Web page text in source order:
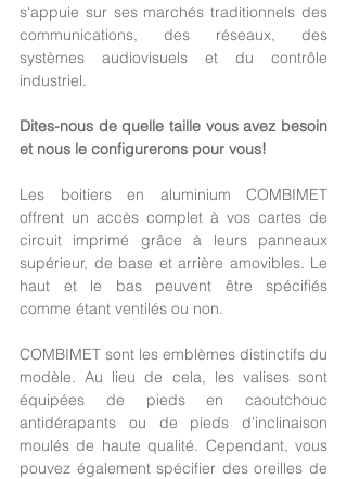
s'appuie sur ses marchés traditionnels des
communications, des réseaux, des
systèmes audiovisuels et du contrôle
industriel.
Dites-nous de quelle taille vous avez besoin
et nous le configurerons pour vous!
Les boitiers en aluminium COMBIMET
offrent un accès complet à vos cartes de
circuit imprimé grâce à leurs panneaux
supérieur, de base et arrière amovibles. Le
haut et le bas peuvent être spécifiés
comme étant ventilés ou non.
COMBIMET sont les emblèmes distinctifs du
modèle. Au lieu de cela, les valises sont
équipées de pieds en caoutchouc
antidérapants ou de pieds d'inclinaison
moulés de haute qualité. Cependant, vous
pouvez également spécifier des oreilles de